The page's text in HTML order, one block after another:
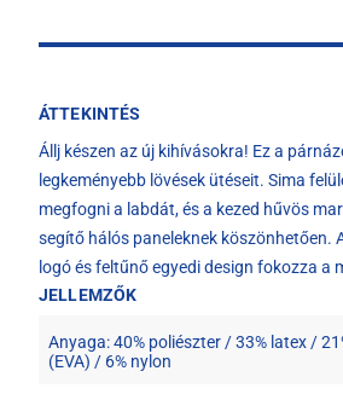
ÁTTEKINTÉS
Állj készen az új kihívásokra! Ez a
legkeményebb lövések ütéseit. Sima
megfogni a labdát, és a kezed hűvös
segítő hálós paneleknek köszönhetően.
logó és feltűnő egyedi design fokozza a
JELLEMZŐK
Anyaga: 40% poliészter / 33% latex /
(EVA) / 6% nylon